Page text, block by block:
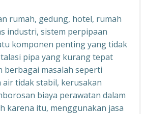
rumah, gedung, hotel, rumah
industri, sistem perpipaan
komponen penting yang tidak
pipa yang kurang tepat
berbagai masalah seperti
tidak stabil, kerusakan
biaya perawatan dalam
karena itu, menggunakan jasa